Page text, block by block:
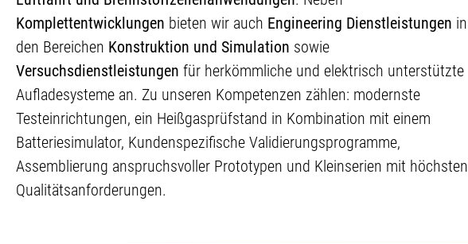
Komplettentwicklungen bieten wir auch Engineering Dienstleistungen in
den Bereichen Konstruktion und Simulation sowie
Versuchsdienstleistungen für herkömmliche und elektrisch unterstützte
Aufladesysteme an. Zu unseren Kompetenzen zählen: modernste
Testeinrichtungen, ein Heißgasprüfstand in Kombination mit einem
Batteriesimulator, Kundenspezifische Validierungsprogramme,
Assemblierung anspruchsvoller Prototypen und Kleinserien mit höchsten
Qualitätsanforderungen.